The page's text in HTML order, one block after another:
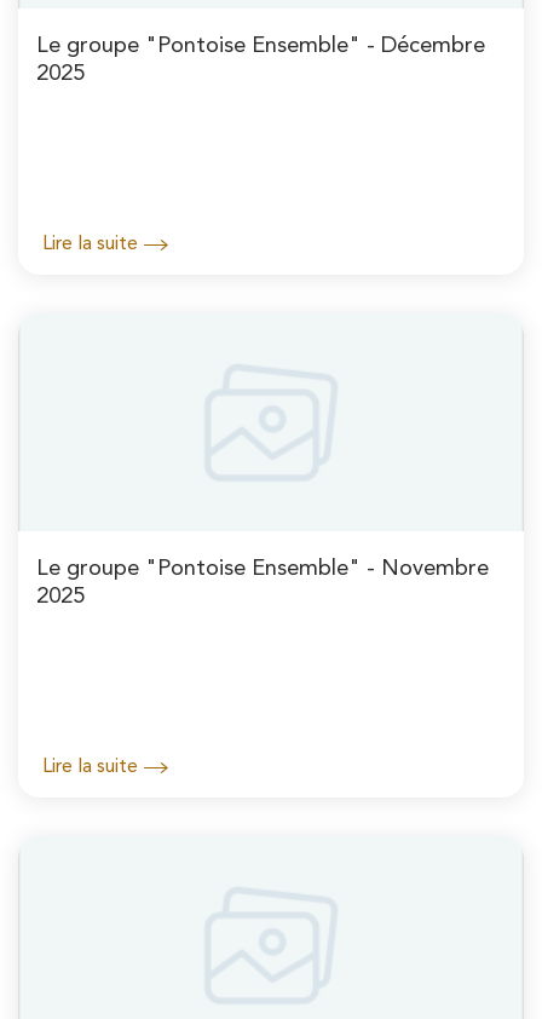
Le groupe "Pontoise Ensemble" - Décembre
2025
Lire la suite
Le groupe "Pontoise Ensemble" - Novembre
2025
Lire la suite